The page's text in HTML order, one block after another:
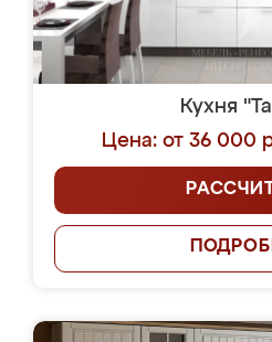
Кухня
Цена: от 36 000